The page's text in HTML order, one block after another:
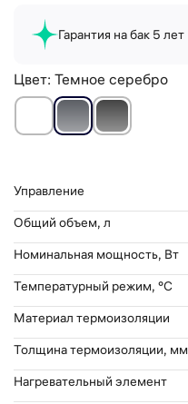
Гарантия на бак 5 лет
Цвет: Темное серебро
Управление
Общий объем, л
Номинальная мощность, Вт
Температурный режим, °С
Материал термоизоляции
Толщина термоизоляции, мм
Нагревательный элемент